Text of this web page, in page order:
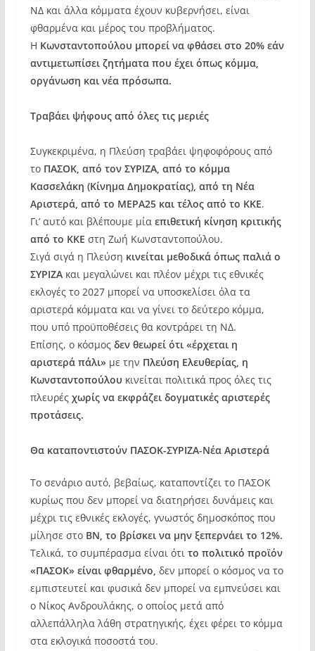
ΝΔ και άλλα κόμματα έχουν κυβερνήσει, είναι
φθαρμένα και μέρος του προβλήματος.
Η Κωνσταντοπούλου μπορεί να φθάσει στο 20% εάν
αντιμετωπίσει ζητήματα που έχει όπως κόμμα,
οργάνωση και νέα πρόσωπα.
Τραβάει ψήφους από όλες τις μεριές
Συγκεκριμένα, η Πλεύση τραβάει ψηφοφόρους από
το ΠΑΣΟΚ, από τον ΣΥΡΙΖΑ, από το κόμμα
Κασσελάκη (Κίνημα Δημοκρατίας), από τη Νέα
Αριστερά, από το ΜΕΡΑ25 και τέλος από το ΚΚΕ.
Γι’ αυτό και βλέπουμε μία επιθετική κίνηση κριτικής
από το ΚΚΕ στη Ζωή Κωνσταντοπούλου.
Σιγά σιγά η Πλεύση κινείται μεθοδικά όπως παλιά ο
ΣΥΡΙΖΑκαι μεγαλώνει και πλέον μέχρι τις εθνικές
εκλογές το 2027 μπορεί να υποσκελίσει όλα τα
αριστερά κόμματα και να γίνει το δεύτερο κόμμα,
που υπό προϋποθέσεις θα κοντράρει τη ΝΔ.
Επίσης, ο κόσμος δεν θεωρεί ότι «έρχεται η
αριστερά πάλι» με την Πλεύση Ελευθερίας, η
Κωνσταντοπούλου κινείται πολιτικά προς όλες τις
πλευρές χωρίς να εκφράζει δογματικές αριστερές
προτάσεις.
Θα καταποντιστούν ΠΑΣΟΚ-ΣΥΡΙΖΑ-Νέα Αριστερά
Το σενάριο αυτό, βεβαίως, καταποντίζει το ΠΑΣΟΚ
κυρίως που δεν μπορεί να διατηρήσει δυνάμεις και
μέχρι τις εθνικές εκλογές, γνωστός δημοσκόπος που
μίλησε στο ΒΝ, το βρίσκει να μην ξεπερνάει το 12%.
Τελικά, το συμπέρασμα είναι ότι το πολιτικό προϊόν
«ΠΑΣΟΚ» είναι φθαρμένο, δεν μπορεί ο κόσμος να το
εμπιστευτεί και φυσικά δεν μπορεί να εμπνεύσει και
ο Νίκος Ανδρουλάκης, ο οποίος μετά από
αλλεπάλληλα λάθη στρατηγικής, έχει φέρει το κόμμα
στα εκλογικά ποσοστά του.